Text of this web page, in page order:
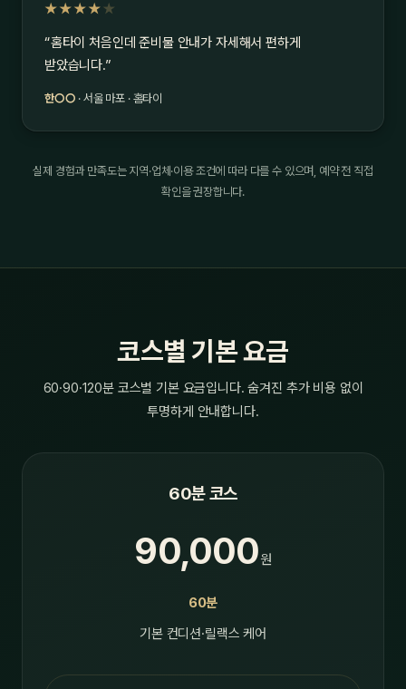
★★★★ ★
“홈타이 처음인데 준비물 안내가 자세해서 편하게
받았습니다.”
한○○ · 서울 마포 · 홈타이
실제 경험과 만족도는 지역·업체·이용 조건에 따라 다를 수 있으며, 예약 전 직접
확인을 권장합니다.
코스별 기본 요금
60·90·120분 코스별 기본 요금입니다. 숨겨진 추가 비용 없이
투명하게 안내합니다.
60분 코스
90,000원
60분
기본 컨디션·릴랙스 케어